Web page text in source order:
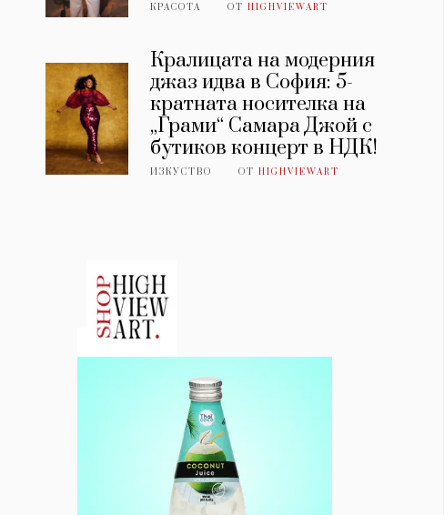
КРАСОТА ОТHIGHVIEWART
Кралицата на модерния
джаз идва в София: 5-
кратната носителка на
„Грами“ Самара Джой с
бутиков концерт в НДК!
ИЗКУСТВО ОТHIGHVIEWART